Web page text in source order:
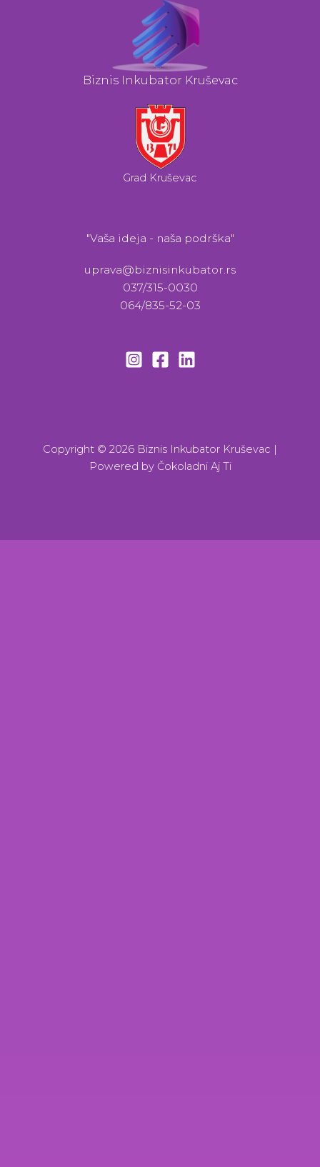
Biznis Inkubator Kruševac
Grad Kruševac
"Vaša ideja - naša podrška"
uprava@biznisinkubator.rs
037/315-0030
064/835-52-03
Copyright © 2026 Biznis Inkubator Kruševac |
Powered by Čokoladni Aj Ti